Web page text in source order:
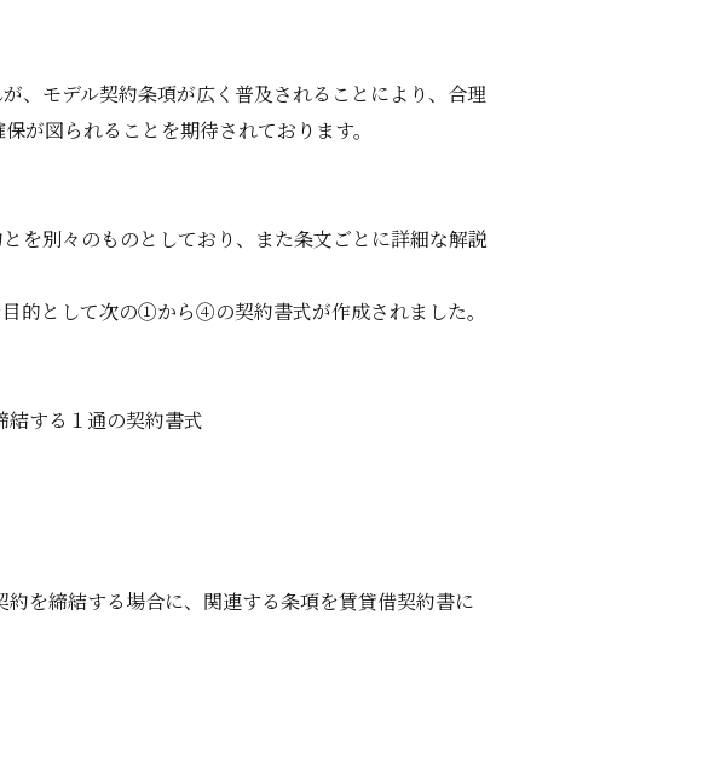
、モデル契約条項が広く普及されることにより、合理
が図られることを期待されております。
を別々のものとしており、また条文ごとに詳細な解説
的として次の①から④の契約書式が作成されました。
する１通の契約書式
締結する場合に、関連する条項を賃貸借契約書に